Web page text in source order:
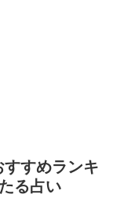
すすめランキ
る占い